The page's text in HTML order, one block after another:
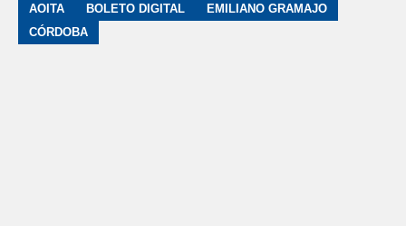
AOITA BOLETO DIGITAL
EMILIANO GRAMAJO
CÓRDOBA